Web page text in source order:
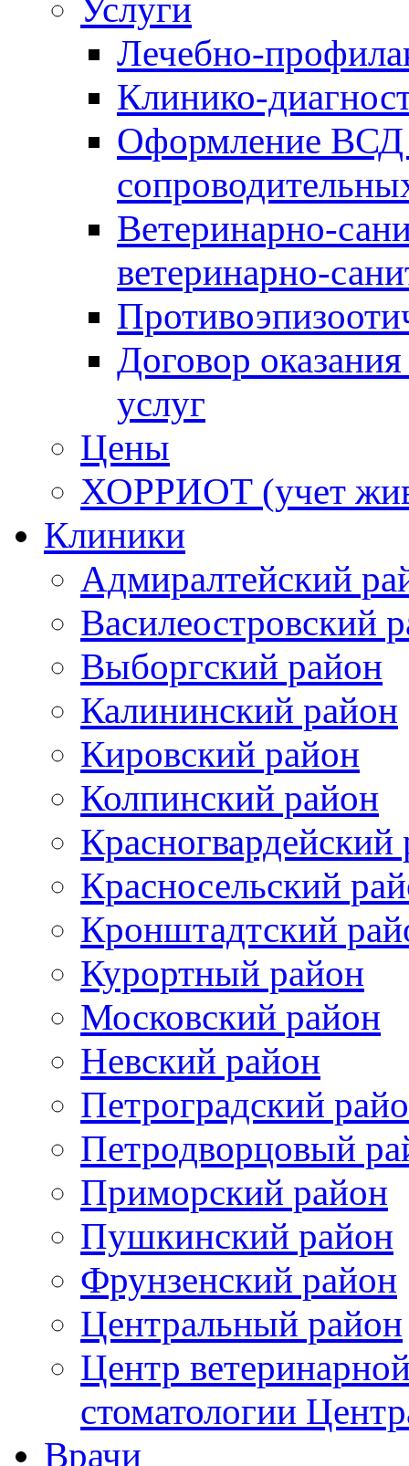
Услуги
Лечебно-
Клинико-
Оформление ВСД
Ветеринарно-
ветеринарно-
Договор
услуг
Цены
ХОРРИОТ (учет
Клиники
Адмиралтейский
Василеостровский
Выборгский район
Калининский район
Кировский район
Колпинский район
Красногвардейский
Красносельский
Кронштадтский
Курортный район
Московский район
Невский район
Петроградский
Петродворцовый
Приморский район
Пушкинский район
Фрунзенский район
Цeнтральный район
Центр
стоматологии
Врачи